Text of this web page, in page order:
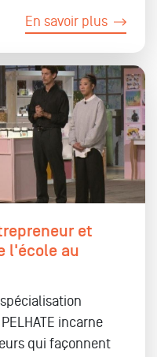
En savoir plus
et
l'école au
spécialisation
incarne
qui façonnent